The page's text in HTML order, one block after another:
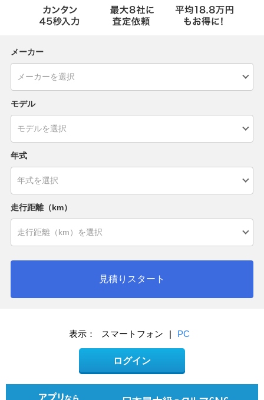
メーカー
モデル
年式
走行距離（km）
見積りスタート
表示： スマートフォン | PC
ログイン